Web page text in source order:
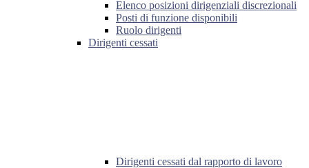
Elenco posizioni dirigenziali discrezionali
Posti di funzione disponibili
Ruolo dirigenti
Dirigenti cessati
Dirigenti cessati dal rapporto di lavoro